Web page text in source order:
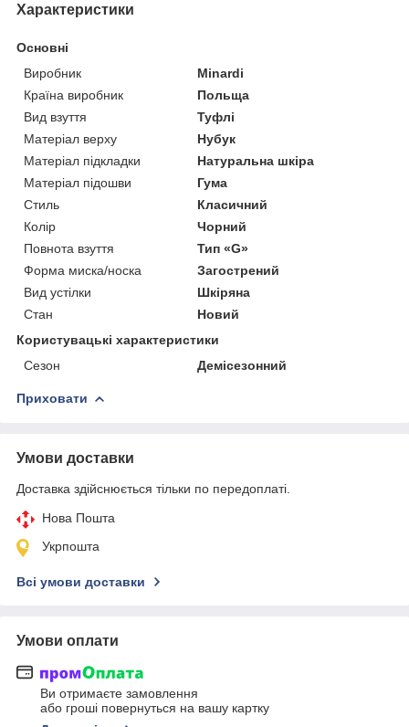
Характеристики
Основні
Виробник
Minardi
Країна виробник
Польща
Вид взуття
Туфлі
Матеріал верху
Нубук
Матеріал підкладки
Натуральна шкіра
Матеріал підошви
Гума
Стиль
Класичний
Колір
Чорний
Повнота взуття
Тип «G»
Форма миска/носка
Загострений
Вид устілки
Шкіряна
Стан
Новий
Користувацькi характеристики
Сезон
Демісезонний
Приховати
Умови доставки
Доставка здійснюється тільки по передоплаті.
Нова Пошта
Укрпошта
Всі умови доставки
Умови оплати
Ви отримаєте замовлення
або гроші повернуться на вашу картку